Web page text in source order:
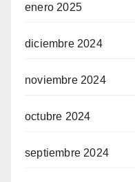
enero 2025
diciembre 2024
noviembre 2024
octubre 2024
septiembre 2024